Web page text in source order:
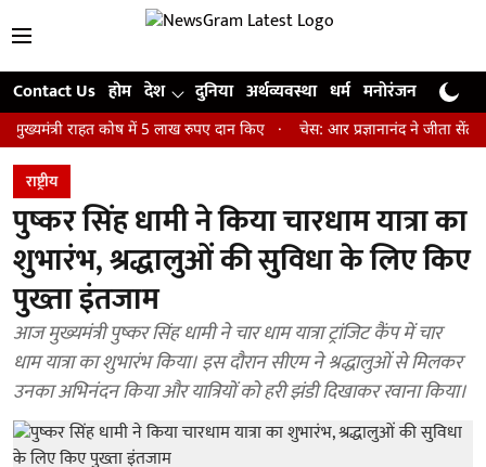
Contact Us होम देश दुनिया अर्थव्यवस्था धर्म मनोरंजन खेल
कोष में 5 लाख रुपए दान किए चेस: आर प्रज्ञानानंद ने जीता सेंट लुइस
राष्ट्रीय
पुष्कर सिंह धामी ने किया चारधाम यात्रा का
शुभारंभ, श्रद्धालुओं की सुविधा के लिए किए
पुख्ता इंतजाम
आज मुख्यमंत्री पुष्कर सिंह धामी ने चार धाम यात्रा ट्रांजिट कैंप में चार
धाम यात्रा का शुभारंभ किया। इस दौरान सीएम ने श्रद्धालुओं से मिलकर
उनका अभिनंदन किया और यात्रियों को हरी झंडी दिखाकर रवाना किया।